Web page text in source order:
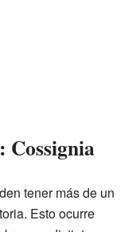
Cossignia
tener más de un
Esto ocurre